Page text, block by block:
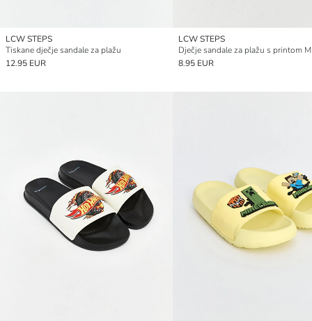
LCW STEPS
Tiskane dječje sandale za plažu
12.95 EUR
LCW STEPS
8.95 EUR